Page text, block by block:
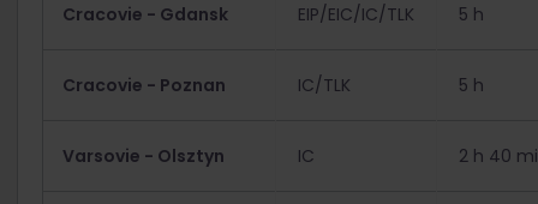
Cracovie - Gdansk EIP/EIC/IC/TLK 5 h
Cracovie - Poznan IC/TLK 5 h
Varsovie - Olsztyn IC 2 h 40